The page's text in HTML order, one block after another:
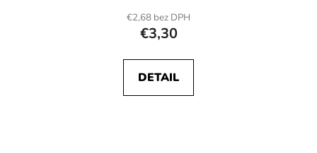
€2,68 bez DPH
€3,30
DETAIL